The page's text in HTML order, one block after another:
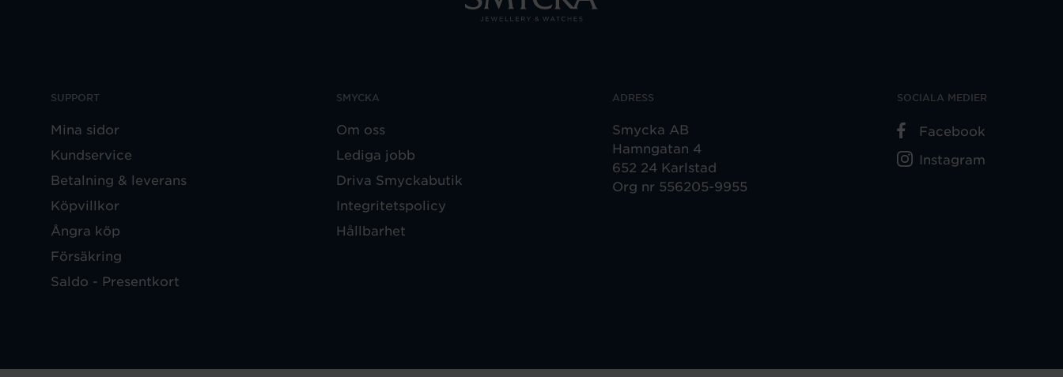
SUPPORT
Mina sidor
Kundservice
Betalning & leverans
Köpvillkor
Ångra köp
Försäkring
Saldo - Presentkort
SMYCKA
Om oss
Lediga jobb
Driva Smyckabutik
Integritetspolicy
Hållbarhet
ADRESS
Smycka AB
Hamngatan 4
652 24 Karlstad
Org nr 556205-9955
SOCIALA MEDIER
Facebook
Instagram